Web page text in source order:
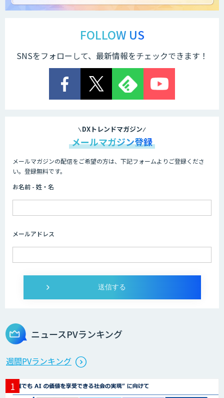
FPT RPAソリューション
Autoジョブ名人
JobAuto
FOLLOW US
SNSをフォローして、最新情報をチェックできます！
DXトレンドマガジン
メールマガジン登録
メールマガジンの配信をご希望の方は、下記フォームよりご登録くださ
い。登録無料です。
お名前 - 姓・名
メールアドレス
ニュースPVランキング
週間PVランキング